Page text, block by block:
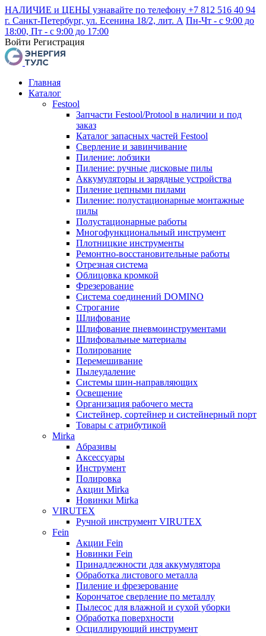
НАЛИЧИЕ и ЦЕНЫ узнавайте по телефону +7 812 516 40 94
г. Санкт-Петербург, ул. Есенина 18/2, лит. А Пн-Чт - с 9:00 до
18:00, Пт - с 9:00 до 17:00
Войти Регистрация
Главная
Каталог
Festool
Запчасти Festool/Protool в наличии и под
заказ
Каталог запасных частей Festool
Сверление и завинчивание
Пиление: лобзики
Пиление: ручные дисковые пилы
Аккумуляторы и зарядные устройства
Пиление цепными пилами
Пиление: полустационарные монтажные
пилы
Полустационарные работы
Многофункциональный инструмент
Плотницкие инструменты
Ремонтно-восстановительные работы
Отрезная система
Облицовка кромкой
Фрезерование
Система соединений DOMINO
Строгание
Шлифование
Шлифование пневмоинструментами
Шлифовальные материалы
Полирование
Перемешивание
Пылеудаление
Системы шин-направляющих
Освещение
Организация рабочего места
Систейнер, сортейнер и систейнерный порт
Товары с атрибутикой
Mirka
Абразивы
Аксессуары
Инструмент
Полировка
Акции Mirka
Новинки Mirka
VIRUTEX
Ручной инструмент VIRUTEX
Fein
Акции Fein
Новинки Fein
Принадлежности для аккумулятора
Обработка листового металла
Пиление и фрезерование
Корончатое сверление по металлу
Пылесос для влажной и сухой уборки
Обработка поверхности
Осциллирующий инструмент